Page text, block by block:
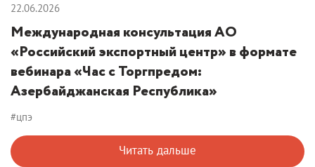
22.06.2026
Международная консультация АО
«Российский экспортный центр» в формате
вебинара «Час с Торгпредом:
Азербайджанская Республика»
#цпэ
Читать дальше